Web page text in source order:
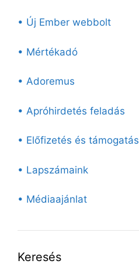
• Új Ember webbolt
• Mértékadó
• Adoremus
• Apróhirdetés feladás
• Előfizetés és támogatás
• Lapszámaink
• Médiaajánlat
Keresés